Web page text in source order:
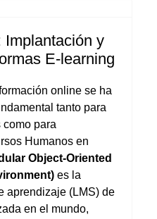
Implantación y
E-learning
online se ha
tanto para
para
Humanos en
Object-Oriented
es la
aprendizaje (LMS) de
en el mundo,